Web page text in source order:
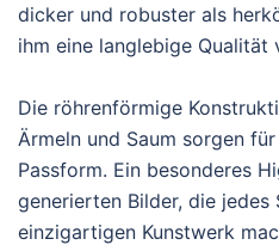
dicker und robuster als
ihm eine langlebige Qualität
Die röhrenförmige
Ärmeln und Saum sorgen
Passform. Ein besonderes
generierten Bilder, die jedes
einzigartigen Kunstwerk